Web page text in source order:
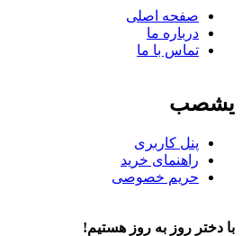
صفحه اصلی
درباره ما
تماس با ما
یشصب
پنل کاربری
راهنمای خرید
حریم خصوصی
با دختر روز به روز هستیم!